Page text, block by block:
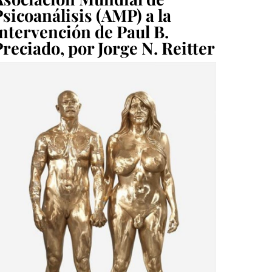
(AMP) a la
de Paul B.
por Jorge N. Reitter